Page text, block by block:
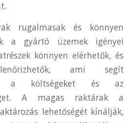
rugalmasak és könnyen
a gyártó üzemek igényei
könnyen elérhetők, és
ami segít
a költségeket és az
A magas raktárak a
lehetőségét kínálják,